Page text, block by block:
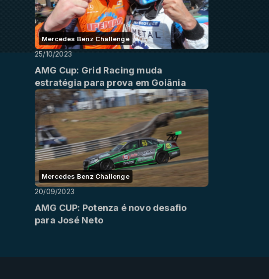
Mercedes Benz Challenge
25/10/2023
AMG Cup: Grid Racing muda
estratégia para prova em Goiânia
Mercedes Benz Challenge
20/09/2023
AMG CUP: Potenza é novo desafio
para José Neto